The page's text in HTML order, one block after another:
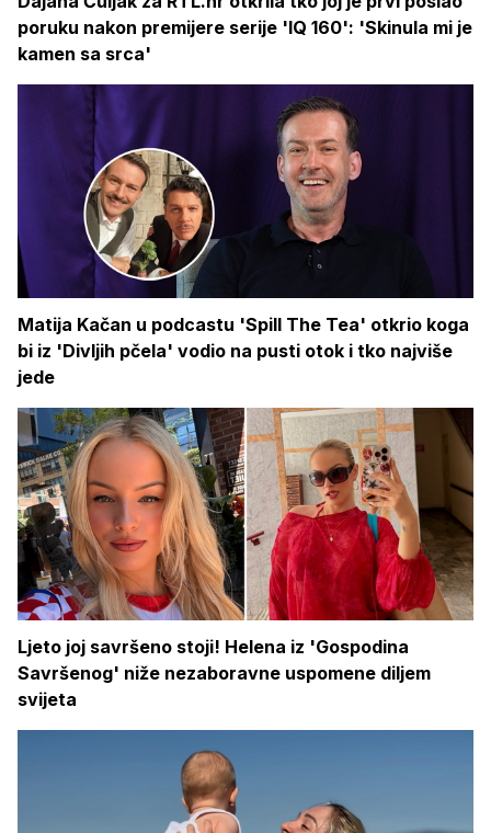
poruku nakon premijere serije 'IQ 160': 'Skinula mi je
kamen sa srca'
Matija Kačan u podcastu 'Spill The Tea' otkrio koga
bi iz 'Divljih pčela' vodio na pusti otok i tko najviše
jede
Ljeto joj savršeno stoji! Helena iz 'Gospodina
Savršenog' niže nezaboravne uspomene diljem
svijeta